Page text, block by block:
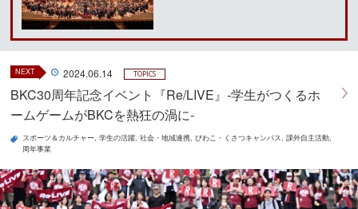
NEXT 2024.06.14 TOPICS
BKC30周年記念イベント『Re/LIVE』‐学生がつくるホ
ームゲームがBKCを熱狂の渦に‐
スポーツ＆カルチャー 学生の活躍 社会・地域連携 びわこ・くさつキャンパス
課外自主活動
周年事業